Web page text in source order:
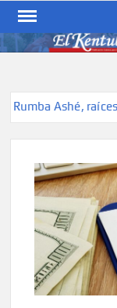
Skip
content
Ashé, raíces